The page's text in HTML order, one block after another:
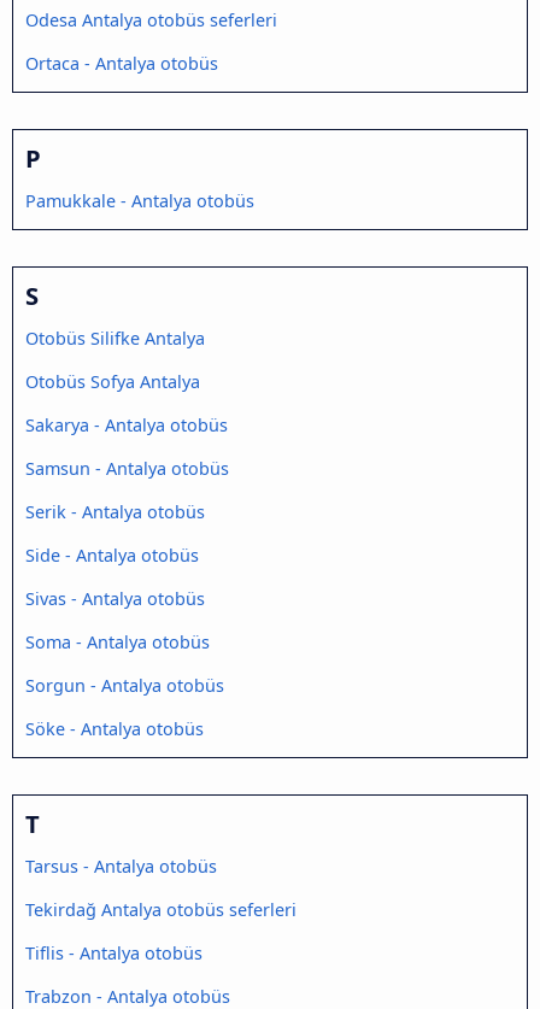
Odesa Antalya otobüs seferleri
Ortaca - Antalya otobüs
P
Pamukkale - Antalya otobüs
S
Otobüs Silifke Antalya
Otobüs Sofya Antalya
Sakarya - Antalya otobüs
Samsun - Antalya otobüs
Serik - Antalya otobüs
Side - Antalya otobüs
Sivas - Antalya otobüs
Soma - Antalya otobüs
Sorgun - Antalya otobüs
Söke - Antalya otobüs
T
Tarsus - Antalya otobüs
Tekirdağ Antalya otobüs seferleri
Tiflis - Antalya otobüs
Trabzon - Antalya otobüs